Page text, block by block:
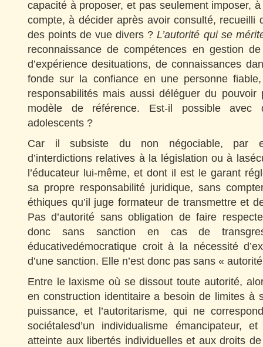
capacité à proposer, et pas seulement imposer,
compte, à décider après avoir consulté, recueilli
des points de vue divers ?L’autorité qui se
reconnaissance de compétences en gestion
d’expérience desituations, de connaissances
fonde sur la confiance en une personne
responsabilités mais aussi déléguer du pouvoir
modèle de référence. Est-il possible
adolescents ?
Car il subsiste du non négociable, par
d’interdictions relatives à la législation ou à
l’éducateur lui-même, et dont il est le garant
sa propre responsabilité juridique, sans
éthiques qu’il juge formateur de transmettre et
Pas d’autorité sans obligation de faire
donc sans sanction en cas de
éducativedémocratique croit à la nécessité
d’une sanction. Elle n’est donc pas sans «
Entre le laxisme où se dissout toute autorité,
en construction identitaire a besoin de limites à
puissance, et l’autoritarisme, qui ne
sociétalesd’un individualisme émancipateur,
atteinte aux libertés individuelles et aux droits